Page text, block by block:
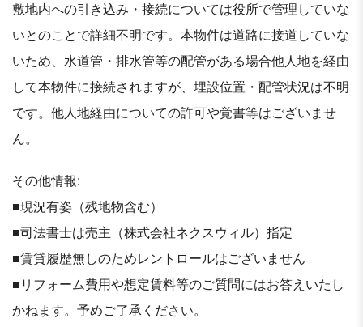
敷地内への引き込み・接続については役所で管理していな
いとのことで詳細不明です。本物件は道路に接道していな
いため、⽔道管・排⽔管等の配管がある場合他⼈地を経由
して本物件に接続されますが、埋設位置・配管状況は不明
です。他⼈地経由についての許可や覚書等はございませ
ん。
その他情報:
■現況有姿（残地物含む）
■司法書士は売主（株式会社ネクスウィル）指定
■賃貸履歴無しのためレントロールはございません
■リフォーム費用や想定賃料等のご質問にはお答えいたし
かねます。予めご了承ください。